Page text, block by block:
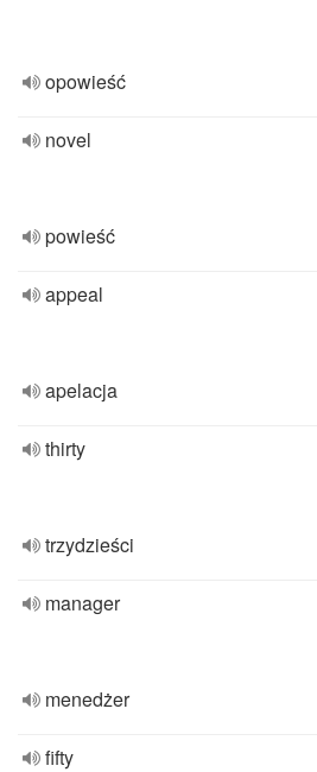
opowieść
novel
powieść
appeal
apelacja
thirty
trzydzieści
manager
menedżer
fifty